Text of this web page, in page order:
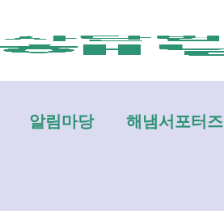
알림마당 해냄서포터즈